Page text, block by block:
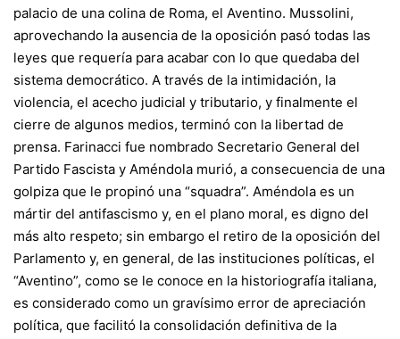
palacio de una colina de Roma, el Aventino. Mussolini,
aprovechando la ausencia de la oposición pasó todas las
leyes que requería para acabar con lo que quedaba del
sistema democrático. A través de la intimidación, la
violencia, el acecho judicial y tributario, y finalmente el
cierre de algunos medios, terminó con la libertad de
prensa. Farinacci fue nombrado Secretario General del
Partido Fascista y Améndola murió, a consecuencia de una
golpiza que le propinó una “squadra”. Améndola es un
mártir del antifascismo y, en el plano moral, es digno del
más alto respeto; sin embargo el retiro de la oposición del
Parlamento y, en general, de las instituciones políticas, el
“Aventino”, como se le conoce en la historiografía italiana,
es considerado como un gravísimo error de apreciación
política, que facilitó la consolidación definitiva de la